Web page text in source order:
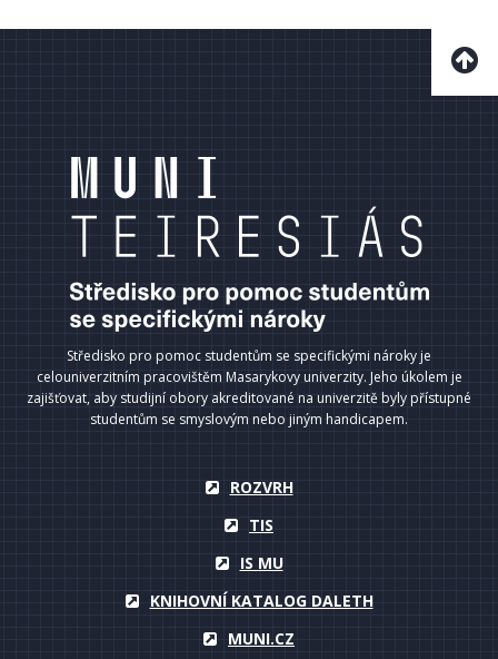
Středisko pro pomoc studentům se specifickými nároky je
celouniverzitním pracovištěm Masarykovy univerzity. Jeho úkolem je
zajišťovat, aby studijní obory akreditované na univerzitě byly přístupné
studentům se smyslovým nebo jiným handicapem.
ROZVRH
TIS
IS MU
KNIHOVNÍ KATALOG DALETH
MUNI.CZ